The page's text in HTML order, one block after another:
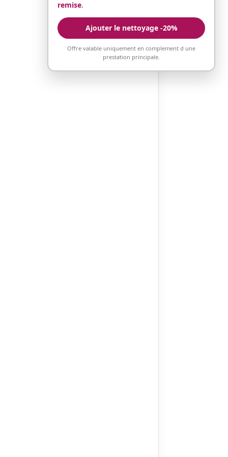
remise.
Ajouter le nettoyage -20%
Offre valable uniquement en complement d une
prestation principale.